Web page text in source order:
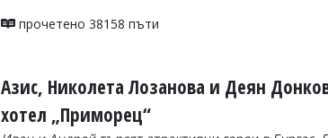
прочетено 38158 пъти
Азис, Николета Лозанова и Деян
хотел „Приморец“